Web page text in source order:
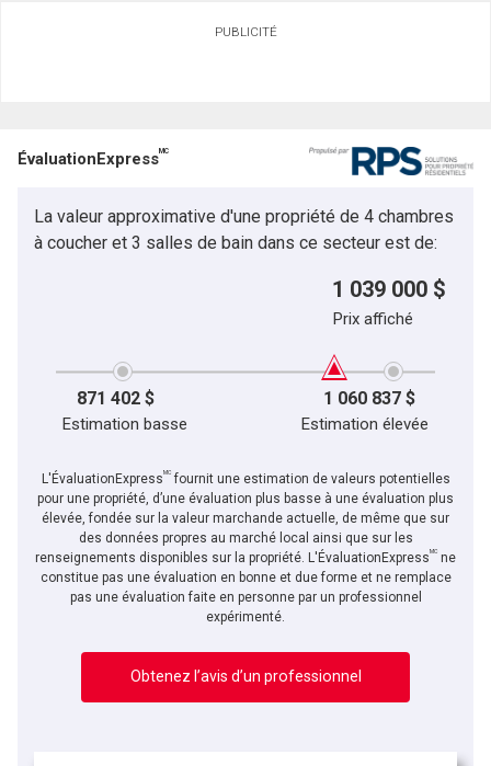
PUBLICITÉ
ÉvaluationExpressMC
La valeur approximative d'une propriété de 4 chambres
à coucher et 3 salles de bain dans ce secteur est de:
1 039 000 $
Prix affiché
871 402 $ 1 060 837 $
Estimation basse Estimation élevée
L'ÉvaluationExpressMCfournit une estimation de valeurs potentielles
pour une propriété, d’une évaluation plus basse à une évaluation plus
élevée, fondée sur la valeur marchande actuelle, de même que sur
des données propres au marché local ainsi que sur les
renseignements disponibles sur la propriété. L'ÉvaluationExpressMC ne
constitue pas une évaluation en bonne et due forme et ne remplace
pas une évaluation faite en personne par un professionnel
expérimenté.
Obtenez l’avis d’un professionnel